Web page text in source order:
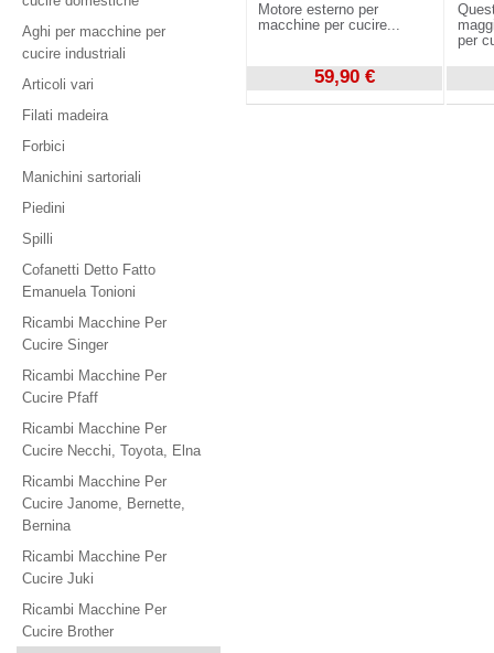
Aghi per macchine per
cucire industriali
Articoli vari
Filati madeira
Forbici
Manichini sartoriali
Piedini
Spilli
Cofanetti Detto Fatto
Emanuela Tonioni
Ricambi Macchine Per
Cucire Singer
Ricambi Macchine Per
Cucire Pfaff
Ricambi Macchine Per
Cucire Necchi, Toyota, Elna
Ricambi Macchine Per
Cucire Janome, Bernette,
Bernina
Ricambi Macchine Per
Cucire Juki
Ricambi Macchine Per
Cucire Brother
Motore esterno per
macchine per cucire...
59,90 €
per